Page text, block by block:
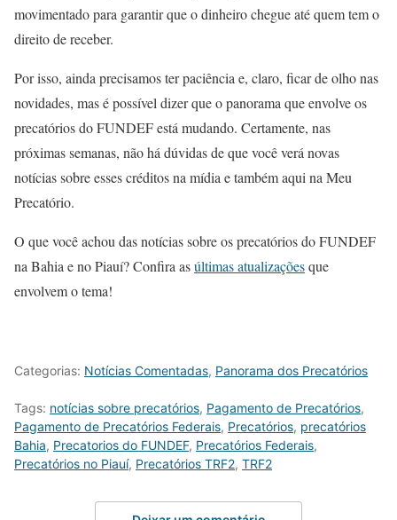
movimentado para garantir que o dinheiro chegue até quem tem o
direito de receber.
Por isso, ainda precisamos ter paciência e, claro, ficar de olho nas
novidades, mas é possível dizer que o panorama que envolve os
precatórios do FUNDEF está mudando. Certamente, nas
próximas semanas, não há dúvidas de que você verá novas
notícias sobre esses créditos na mídia e também aqui na Meu
Precatório.
O que você achou das notícias sobre os precatórios do FUNDEF
na Bahia e no Piauí? Confira asúltimas atualizaçõesque
envolvem o tema!
Categorias: Notícias Comentadas, Panorama dos Precatórios
Tags: notícias sobre precatórios, Pagamento de Precatórios,
Pagamento de Precatórios Federais, Precatórios, precatórios
Bahia, Precatorios do FUNDEF, Precatórios Federais,
Precatórios no Piauí, Precatórios TRF2, TRF2